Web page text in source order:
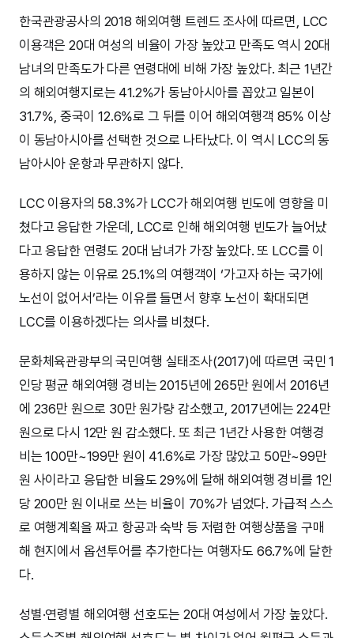
한국관광공사의 2018 해외여행 트렌드 조사에 따르면, LCC
이용객은 20대 여성의 비율이 가장 높았고 만족도 역시 20대
남녀의 만족도가 다른 연령대에 비해 가장 높았다. 최근 1년간
의 해외여행지로는 41.2%가 동남아시아를 꼽았고 일본이
31.7%, 중국이 12.6%로 그 뒤를 이어 해외여행객 85% 이상
이 동남아시아를 선택한 것으로 나타났다. 이 역시 LCC의 동
남아시아 운항과 무관하지 않다.
LCC 이용자의 58.3%가 LCC가 해외여행 빈도에 영향을 미
쳤다고 응답한 가운데, LCC로 인해 해외여행 빈도가 늘어났
다고 응답한 연령도 20대 남녀가 가장 높았다. 또 LCC를 이
용하지 않는 이유로 25.1%의 여행객이 ‘가고자 하는 국가에
노선이 없어서’라는 이유를 들면서 향후 노선이 확대되면
LCC를 이용하겠다는 의사를 비쳤다.
문화체육관광부의 국민여행 실태조사(2017)에 따르면 국민 1
인당 평균 해외여행 경비는 2015년에 265만 원에서 2016년
에 236만 원으로 30만 원가량 감소했고, 2017년에는 224만
원으로 다시 12만 원 감소했다. 또 최근 1년간 사용한 여행경
비는 100만~199만 원이 41.6%로 가장 많았고 50만~99만
원 사이라고 응답한 비율도 29%에 달해 해외여행 경비를 1인
당 200만 원 이내로 쓰는 비율이 70%가 넘었다. 가급적 스스
로 여행계획을 짜고 항공과 숙박 등 저렴한 여행상품을 구매
해 현지에서 옵션투어를 추가한다는 여행자도 66.7%에 달한
다.
성별·연령별 해외여행 선호도는 20대 여성에서 가장 높았다.